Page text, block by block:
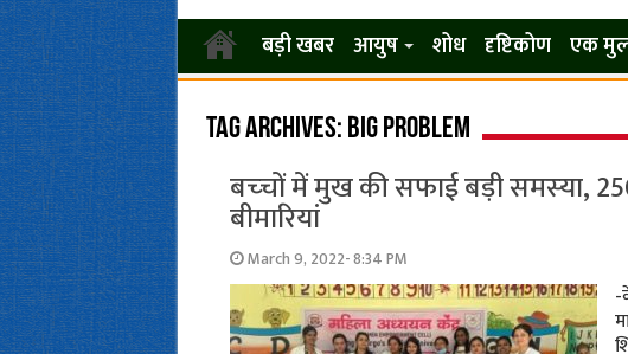
बड़ी खबर आयुष शोध दृष्टिकोण एक
Tag Archives: big problem
बच्‍चों में मुख की सफाई बड़ी समस्‍या,
बीमारियां
March 9, 2022- 8:34 PM
-